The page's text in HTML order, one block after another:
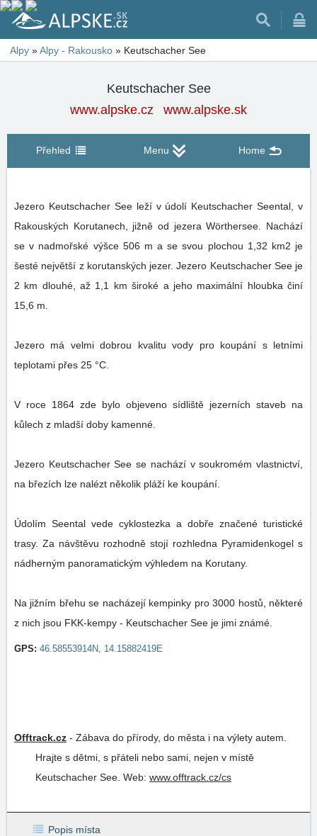
Alpy »Alpy - Rakousko » Keutschacher See
Keutschacher See
www.alpske.cz
www.alpske.sk
Přehled Menu Home
Jezero Keutschacher See leží v údolí Keutschacher Seental, v
Rakouských Korutanech, jižně od jezera Wörthersee. Nachází
se v nadmořské výšce 506 m a se svou plochou 1,32 km2 je
šesté největší z korutanských jezer. Jezero Keutschacher See je
2 km dlouhé, až 1,1 km široké a jeho maximální hloubka činí
15,6 m.
Jezero má velmi dobrou kvalitu vody pro koupání s letními
teplotami přes 25 °C.
V roce 1864 zde bylo objeveno sídliště jezerních staveb na
kůlech z mladší doby kamenné.
Jezero Keutschacher See se nachází v soukromém vlastnictví,
na březích lze nalézt několik pláží ke koupání.
Údolím Seental vede cyklostezka a dobře značené turistické
trasy. Za návštěvu rozhodně stojí rozhledna Pyramidenkogel s
nádherným panoramatickým výhledem na Korutany.
Na jižním břehu se nacházejí kempinky pro 3000 hostů, některé
z nich jsou FKK-kempy - Keutschacher See je jimi známé.
GPS: 46.58553914N, 14.15882419E
Offtrack.cz - Zábava do přírody, do města i na výlety autem.
Hrajte s dětmi, s přáteli nebo sami, nejen v místě
Keutschacher See. Web: www.offtrack.cz/cs
Popis místa